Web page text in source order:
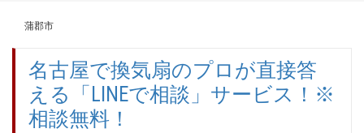
蒲郡市
名古屋で換気扇のプロが直接答
える「LINEで相談」サービス！※
相談無料！